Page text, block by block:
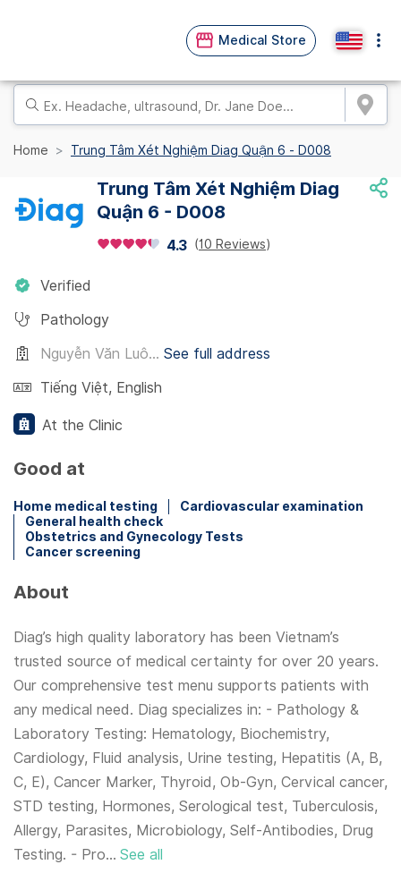
Medical Store
Home Trung Tâm Xét Nghiệm Diag Quận 6 - D008
Trung Tâm Xét Nghiệm Diag
Quận 6 - D008
4.3 (10 Reviews)
Verified
Pathology
Nguyễn Văn Luô... See full address
Tiếng Việt, English
At the Clinic
Good at
Home medical testing
Cardiovascular examination
General health check
Obstetrics and Gynecology Tests
Cancer screening
About
Diag’s high quality laboratory has been Vietnam’s
trusted source of medical certainty for over 20 years.
Our comprehensive test menu supports patients with
any medical need. Diag specializes in: - Pathology &
Laboratory Testing: Hematology, Biochemistry,
Cardiology, Fluid analysis, Urine testing, Hepatitis (A, B,
C, E), Cancer Marker, Thyroid, Ob-Gyn, Cervical cancer,
STD testing, Hormones, Serological test, Tuberculosis,
Allergy, Parasites, Microbiology, Self-Antibodies, Drug
Testing. - Pro... See all